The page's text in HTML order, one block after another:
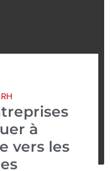
à
vers les